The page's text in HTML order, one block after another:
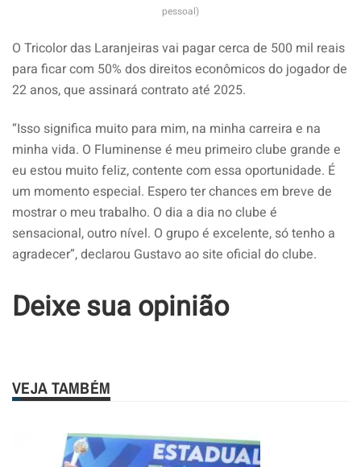
pessoal)
O Tricolor das Laranjeiras vai pagar cerca de 500 mil reais
para ficar com 50% dos direitos econômicos do jogador de
22 anos, que assinará contrato até 2025.
“Isso significa muito para mim, na minha carreira e na
minha vida. O Fluminense é meu primeiro clube grande e
eu estou muito feliz, contente com essa oportunidade. É
um momento especial. Espero ter chances em breve de
mostrar o meu trabalho. O dia a dia no clube é
sensacional, outro nível. O grupo é excelente, só tenho a
agradecer”, declarou Gustavo ao site oficial do clube.
Deixe sua opinião
VEJA TAMBÉM